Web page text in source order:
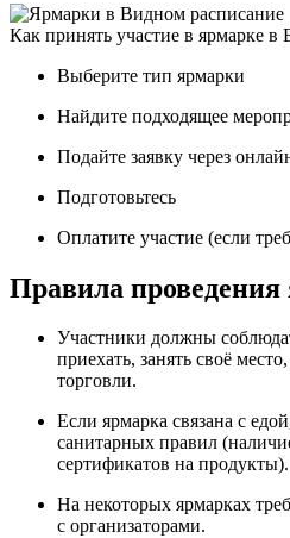
Как принять участие в ярмарке в
Выберите тип ярмарки
Найдите подходящее
Подайте заявку через
Подготовьтесь
Оплатите участие (если
Правила
Участники должны
приехать, занять своё
торговли.
Если ярмарка связана с
санитарных правил
сертификатов на продукты).
На некоторых ярмарках
с организаторами.